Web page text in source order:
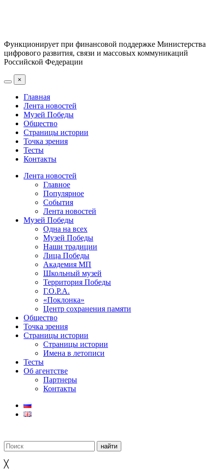
Функционирует при финансовой поддержке Министерства
цифрового развития, связи и массовых коммуникаций
Российской Федерации
×
Главная
Лента новостей
Музей Победы
Общество
Страницы истории
Точка зрения
Тесты
Контакты
Лента новостей
Главное
Популярное
События
Лента новостей
Музей Победы
Одна на всех
Музей Победы
Наши традиции
Лица Победы
Академия МП
Школьный музей
Территория Победы
Г.О.Р.А.
«Поклонка»
Центр сохранения памяти
Общество
Точка зрения
Страницы истории
Страницы истории
Имена в летописи
Тесты
Об агентстве
Партнеры
Контакты
╳